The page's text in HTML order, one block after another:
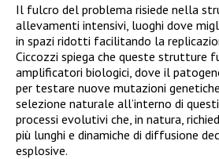
Il fulcro del problema risiede nella
allevamenti intensivi, luoghi dove
in spazi ridotti facilitando la
Ciccozzi spiega che queste strutture
amplificatori biologici, dove il
per testare nuove mutazioni
selezione naturale all’interno di
processi evolutivi che, in natura,
più lunghi e dinamiche di diffusione
esplosive.